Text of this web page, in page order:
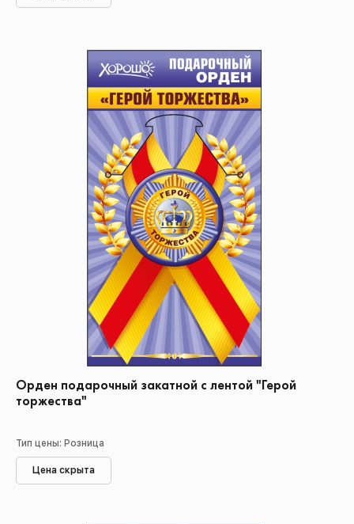
Орден подарочный закатной с лентой "Герой
торжества"
Тип цены: Розница
Цена скрыта